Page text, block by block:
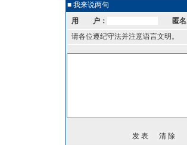
■ 我来说两句
用 户：
匿
请各位遵纪守法并注意语言文明。